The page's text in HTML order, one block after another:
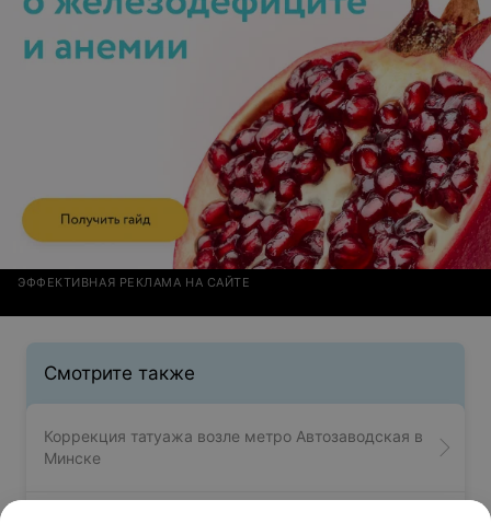
ЭФФЕКТИВНАЯ РЕКЛАМА НА САЙТЕ
Смотрите также
Коррекция татуажа возле метро Автозаводская в
Минске